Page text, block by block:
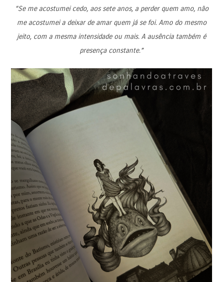
“Se me acostumei cedo, aos sete anos, a perder quem amo, não
me acostumei a deixar de amar quem já se foi. Amo do mesmo
jeito, com a mesma intensidade ou mais. A ausência também é
presença constante.”